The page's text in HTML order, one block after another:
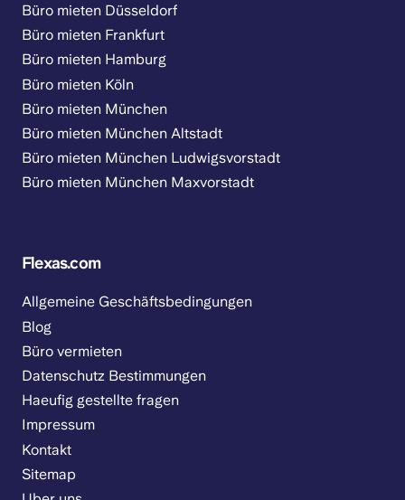
Büro mieten Düsseldorf
Büro mieten Frankfurt
Büro mieten Hamburg
Büro mieten Köln
Büro mieten München
Büro mieten München Altstadt
Büro mieten München Ludwigsvorstadt
Büro mieten München Maxvorstadt
Flexas.com
Allgemeine Geschäftsbedingungen
Blog
Büro vermieten
Datenschutz Bestimmungen
Haeufig gestellte fragen
Impressum
Kontakt
Sitemap